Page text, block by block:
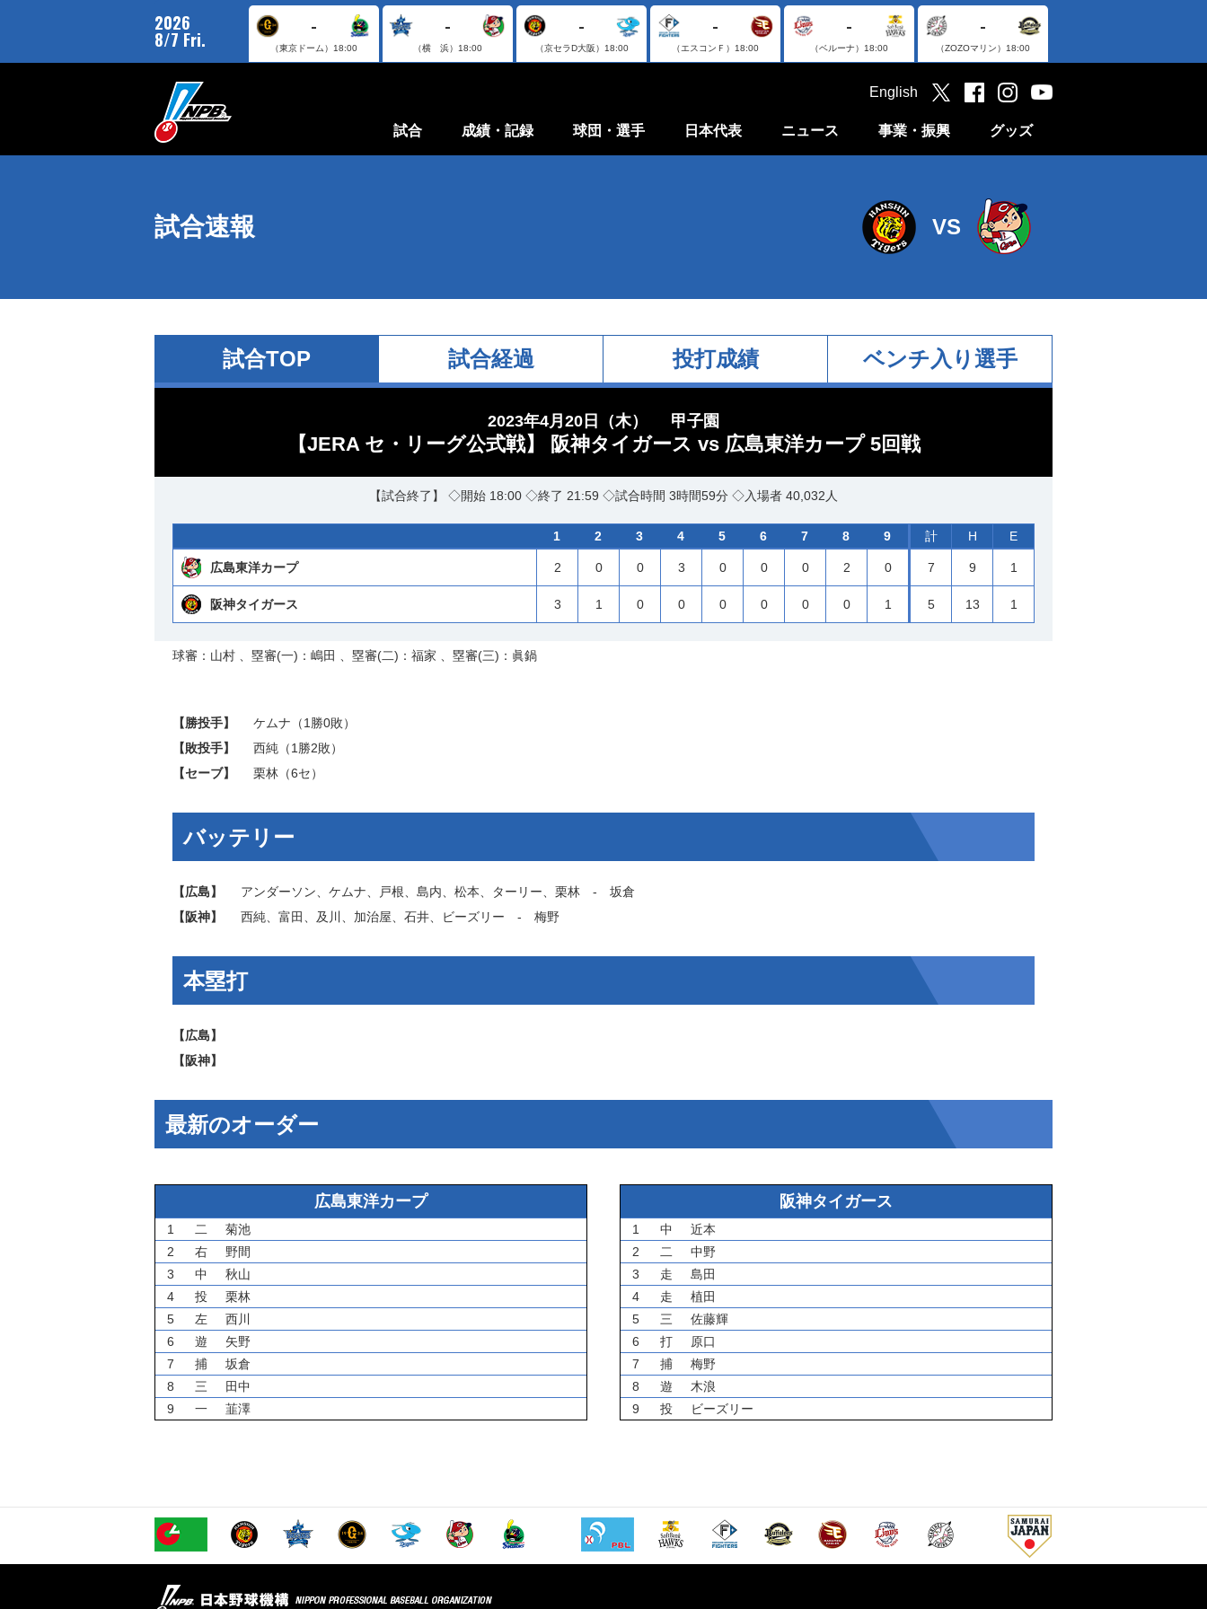
2026
8/7 Fri.
-
（東京ドーム） 18:00
-
（横 浜） 18:00
-
（京セラD大阪） 18:00
-
（エスコンＦ） 18:00
-
（ベルーナ） 18:00
-
（ZOZOマリン） 18:00
試合 成績・記録 球団・選手 日本代表 ニュース 事業・振興 グッズ
English
試合速報 VS
試合TOP 試合経過 投打成績 ベンチ入り選手
2023年4月20日（木） 甲子園
【JERA セ・リーグ公式戦】 阪神タイガース vs 広島東洋カープ 5回戦
【試合終了】 ◇開始 18:00 ◇終了 21:59 ◇試合時間 3時間59分 ◇入場者 40,032人
1 2 3 4 5 6 7 8 9 計 H E
広島東洋カープ 2 0 0 3 0 0 0 2 0 7 9 1
阪神タイガース 3 1 0 0 0 0 0 0 1 5 13 1
球審：山村 、塁審(一)：嶋田 、塁審(二)：福家 、塁審(三)：眞鍋
【勝投手】 ケムナ （1勝0敗）
【敗投手】
西純 （1勝2敗）
【セーブ】
栗林 （6セ）
バッテリー
【広島】 アンダーソン ケムナ 戸根 島内 松本 ターリー 栗林 ‐ 坂倉
【阪神】
西純 富田 及川 加治屋 石井 ビーズリー ‐ 梅野
本塁打
【広島】
【阪神】
最新のオーダー
広島東洋カープ
1 二
菊池
2
右
野間
3
中
秋山
4
投
栗林
5
左
西川
6
遊
矢野
7
捕
坂倉
8
三
田中
9
一 韮澤
阪神タイガース
1 中
近本
2
二
中野
3
走
島田
4
走
植田
5
三
佐藤輝
6
打
原口
7
捕
梅野
8
遊
木浪
9
投 ビーズリー